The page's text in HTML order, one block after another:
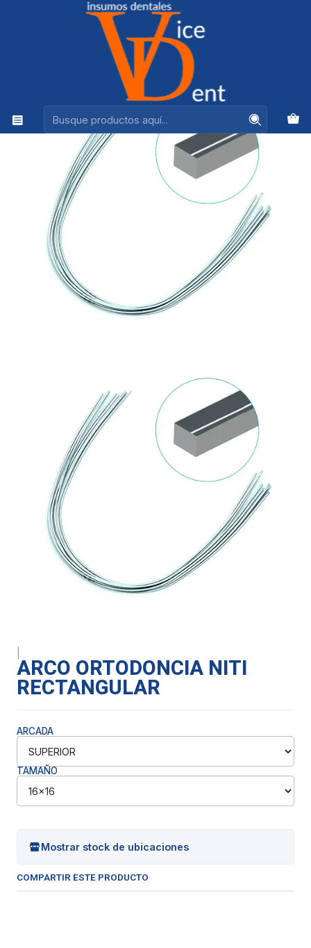
Ventas +56944575313
ORTODONCIA
ARCO ORTODONCIA NITI RECTANGULAR
ARCO ORTODONCIA NITI
RECTANGULAR
ARCADA
TAMAÑO
Mostrar stock de ubicaciones
COMPARTIR ESTE PRODUCTO